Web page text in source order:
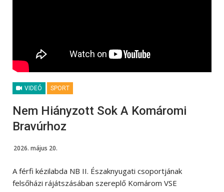
VIDEÓ SPORT
Nem Hiányzott Sok A Komáromi
Bravúrhoz
2026. május 20.
A férfi kézilabda NB II. Északnyugati csoportjának
felsőházi rájátszásában szereplő Komárom VSE